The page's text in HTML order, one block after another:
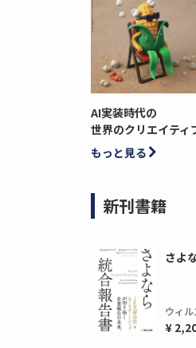
AI実装時代の
世界のクリエイティ
もっと見る
新刊書籍
さよ
ウィ
¥